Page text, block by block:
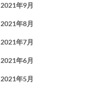
2021年9月
2021年8月
2021年7月
2021年6月
2021年5月